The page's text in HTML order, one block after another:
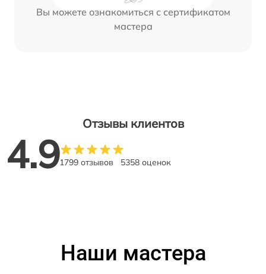
Вы можете ознакомиться с сертификатом
мастера
Отзывы клиентов
4.91799 отзывов 5358 оценок
Наши мастера